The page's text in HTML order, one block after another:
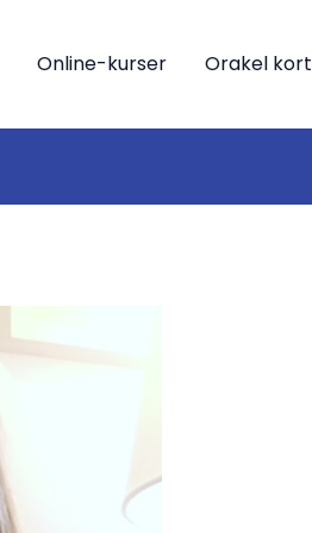
Online-kurser Orakel kort